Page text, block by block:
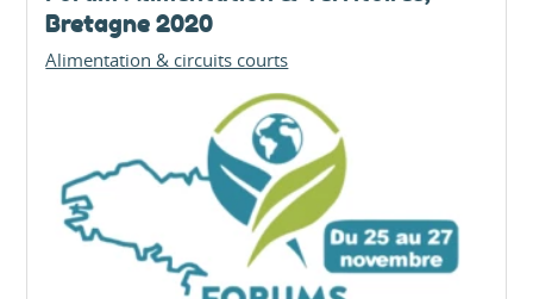
Bretagne 2020
Alimentation & circuits courts